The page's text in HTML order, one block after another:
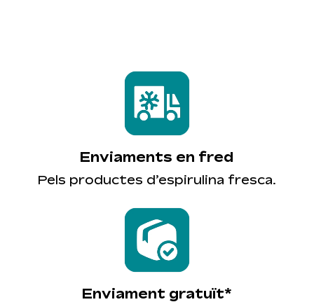
Enviaments en fred
Pels productes d’espirulina fresca.
Enviament gratuït*